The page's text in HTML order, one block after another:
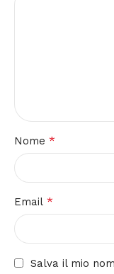
Nome *
Email *
Salva il mio